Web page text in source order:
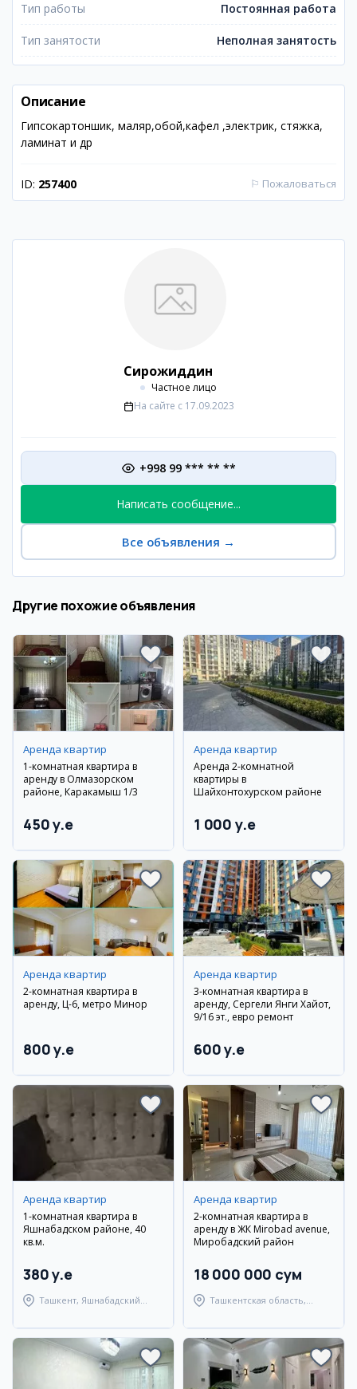
Тип работы Постоянная работа
Тип занятости Неполная занятость
Описание
Гипсокартоншик, маляр,обой,кафел ,электрик, стяжка,
ламинат и др
ID: 257400 ⚐ Пожаловаться
Сирожиддин
Частное лицо
На сайте с 17.09.2023
+998 99 *** ** **
Написать сообщение...
Все объявления →
Другие похожие объявления
Аренда квартир
1-комнатная квартира в
аренду в Олмазорском
районе, Каракамыш 1/3
450 y.e
Аренда квартир
Аренда 2-комнатной
квартиры в
Шайхонтохурском районе
1 000 y.e
Аренда квартир
2-комнатная квартира в
аренду, Ц-6, метро Минор
800 y.e
Аренда квартир
3-комнатная квартира в
аренду, Сергели Янги Хайот,
9/16 эт., евро ремонт
600 y.e
Аренда квартир
1-комнатная квартира в
Яшнабадском районе, 40
кв.м.
380 y.e
Ташкент, Яшнабадский
Аренда квартир
2-комнатная квартира в
аренду в ЖК Mirobad avenue,
Миробадский район
18 000 000 сум
Ташкентская область,